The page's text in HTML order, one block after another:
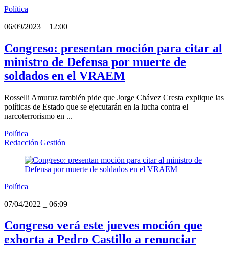
Política
06/09/2023
12:00
Congreso: presentan moción para citar al
ministro de Defensa por muerte de
soldados en el VRAEM
Rosselli Amuruz también pide que Jorge Chávez Cresta explique las
políticas de Estado que se ejecutarán en la lucha contra el
narcoterrorismo en ...
Política
Redacción Gestión
Política
07/04/2022
06:09
Congreso verá este jueves moción que
exhorta a Pedro Castillo a renunciar